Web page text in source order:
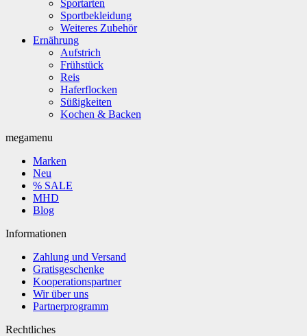
Sportarten
Sportbekleidung
Weiteres Zubehör
Ernährung
Aufstrich
Frühstück
Reis
Haferflocken
Süßigkeiten
Kochen & Backen
megamenu
Marken
Neu
% SALE
MHD
Blog
Informationen
Zahlung und Versand
Gratisgeschenke
Kooperationspartner
Wir über uns
Partnerprogramm
Rechtliches